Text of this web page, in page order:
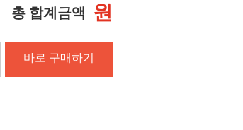
총 합계금액 원
바로 구매하기